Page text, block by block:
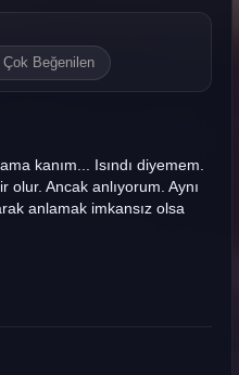
Çok Beğenilen
kanım... Isındı diyemem.
olur. Ancak anlıyorum. Aynı
anlamak imkansız olsa